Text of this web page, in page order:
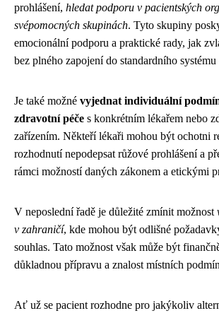
prohlášení, hledat podporu v pacientských
svépomocných skupinách. Tyto skupiny
emocionální podporu a praktické rady, jak
bez plného zapojení do standardního
Je také možné vyjednat individuální
zdravotní péče s konkrétním lékařem nebo
zařízením. Někteří lékaři mohou být ochotni
rozhodnutí nepodepsat růžové prohlášení a
rámci možností daných zákonem a etickými
V neposlední řadě je důležité zmínit možnost
v zahraničí, kde mohou být odlišné
souhlas. Tato možnost však může být
důkladnou přípravu a znalost místních
Ať už se pacient rozhodne pro jakýkoliv